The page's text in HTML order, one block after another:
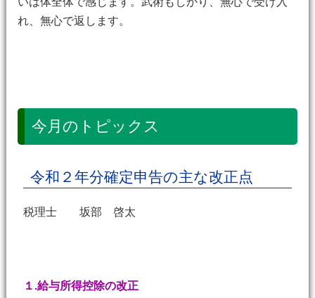
れ、無心で返します。
今月のトピックス
令和２年分確定申告の主な改正点
税理士 坂部 啓太
１.給与所得控除の改正